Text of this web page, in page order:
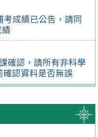
成績已公告，請同
確認，請所有非科學
認資料是否無誤